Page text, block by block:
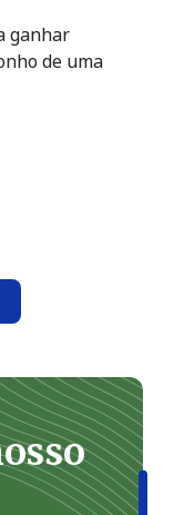
ganhar
de uma